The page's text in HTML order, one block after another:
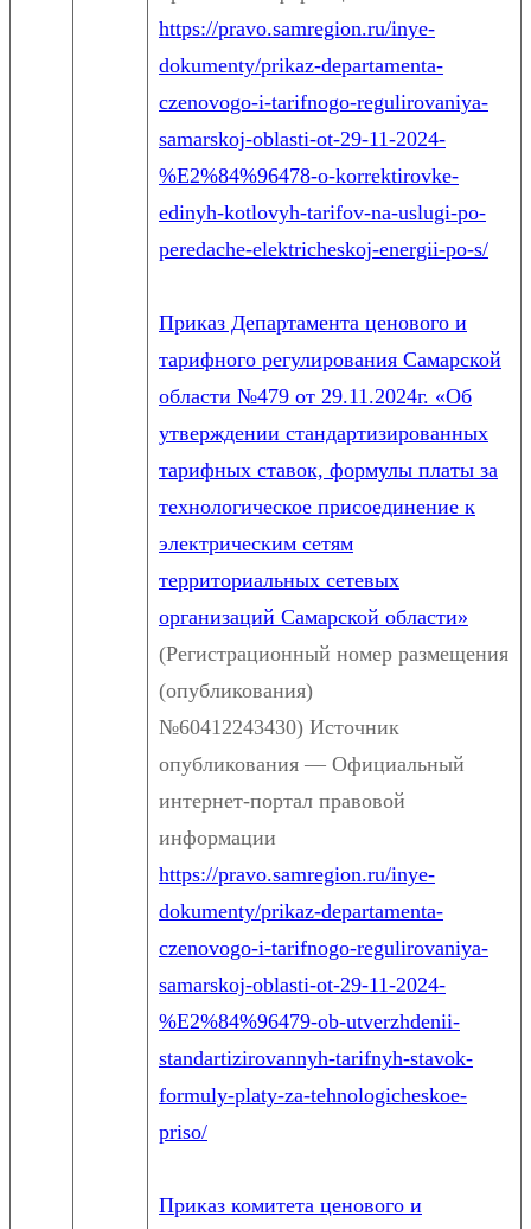
https://pravo.samregion.ru/inye-
dokumenty/prikaz-departamenta-
czenovogo-i-tarifnogo-regulirovaniya-
samarskoj-oblasti-ot-29-11-2024-
%E2%84%96478-o-korrektirovke-
edinyh-kotlovyh-tarifov-na-uslugi-po-
peredache-elektricheskoj-energii-po-s/
Приказ Департамента ценового и
тарифного регулирования Самарской
области №479 от 29.11.2024г. «Об
утверждении стандартизированных
тарифных ставок, формулы платы за
технологическое присоединение к
электрическим сетям
территориальных сетевых
организаций Самарской области»
(Регистрационный номер размещения
(опубликования)
№60412243430) Источник
опубликования — Официальный
интернет-портал правовой
информации
https://pravo.samregion.ru/inye-
dokumenty/prikaz-departamenta-
czenovogo-i-tarifnogo-regulirovaniya-
samarskoj-oblasti-ot-29-11-2024-
%E2%84%96479-ob-utverzhdenii-
standartizirovannyh-tarifnyh-stavok-
formuly-platy-za-tehnologicheskoe-
priso/
Приказ комитета ценового и